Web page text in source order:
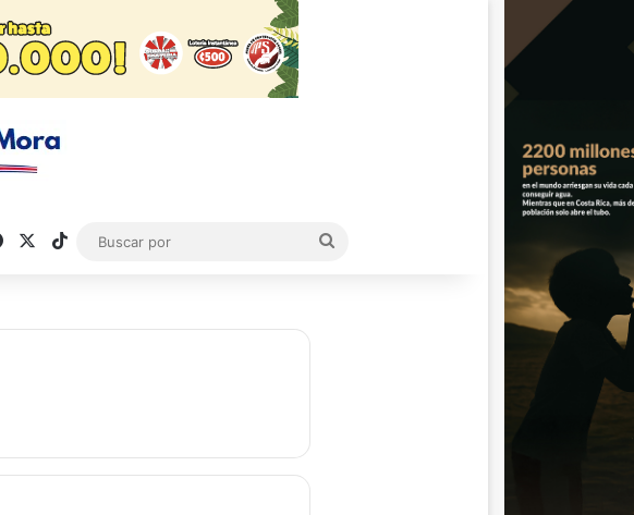
FacebookTikTok